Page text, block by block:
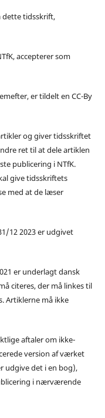
dette tidsskrift,
accepterer som
er tildelt en CC-By
og giver tidsskriftet
ret til at dele artiklen
publicering i NTfK.
give tidsskriftets
med at de læser
12 2023 er udgivet
er underlagt dansk
citeres, der må linkes til
Artiklerne må ikke
aftaler om ikke-
version af værket
udgive det i en bog),
i nærværende